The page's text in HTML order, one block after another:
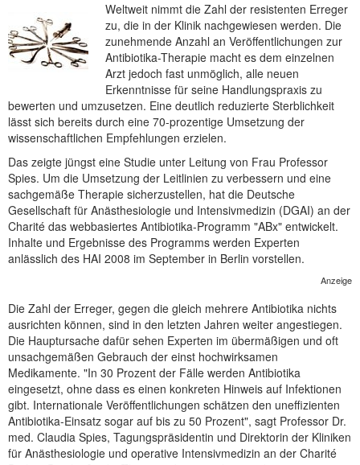
Medizin & Pharma
Gesundheit
Jobs & Karriere
Mitglieder-Beiträge
NEUER BEITRAG
Weltweit nimmt die Zahl der resistenten Erreger
zu, die in der Klinik nachgewiesen werden. Die
zunehmende Anzahl an Veröffentlichungen zur
Antibiotika-Therapie macht es dem einzelnen
Arzt jedoch fast unmöglich, alle neuen
Erkenntnisse für seine Handlungspraxis zu
bewerten und umzusetzen. Eine deutlich reduzierte Sterblichkeit
lässt sich bereits durch eine 70-prozentige Umsetzung der
wissenschaftlichen Empfehlungen erzielen.
Das zeigte jüngst eine Studie unter Leitung von Frau Professor
Spies. Um die Umsetzung der Leitlinien zu verbessern und eine
sachgemäße Therapie sicherzustellen, hat die Deutsche
Gesellschaft für Anästhesiologie und Intensivmedizin (DGAI) an der
Charité das webbasiertes Antibiotika-Programm "ABx" entwickelt.
Inhalte und Ergebnisse des Programms werden Experten
anlässlich des HAI 2008 im September in Berlin vorstellen.
Anzeige
Die Zahl der Erreger, gegen die gleich mehrere Antibiotika nichts
ausrichten können, sind in den letzten Jahren weiter angestiegen.
Die Hauptursache dafür sehen Experten im übermäßigen und oft
unsachgemäßen Gebrauch der einst hochwirksamen
Medikamente. "In 30 Prozent der Fälle werden Antibiotika
eingesetzt, ohne dass es einen konkreten Hinweis auf Infektionen
gibt. Internationale Veröffentlichungen schätzen den uneffizienten
Antibiotika-Einsatz sogar auf bis zu 50 Prozent", sagt Professor Dr.
med. Claudia Spies, Tagungspräsidentin und Direktorin der Kliniken
für Anästhesiologie und operative Intensivmedizin an der Charité